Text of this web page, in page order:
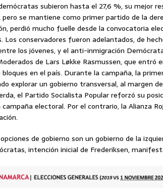
subieron hasta el 27,6 %, su mejor
pero se mantiene como primer partido de la
perdió mucho fuelle desde la convocatoria
Los conservadores fueron adelantados, de
los jóvenes, y el anti-inmigración
de Lars Løkke Rasmussen, que entró
en el país. Durante la campaña, la
explorar un gobierno transversal, al margen
el Partido Socialista Popular reforzó su
electoral. Por el contrario, la Alianza
de gobierno son un gobierno de la
intención inicial de Frederiksen,